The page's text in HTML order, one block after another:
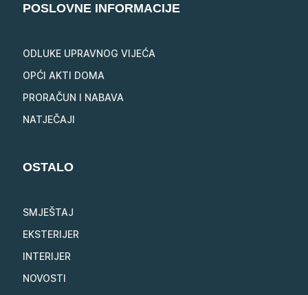
POSLOVNE INFORMACIJE
ODLUKE UPRAVNOG VIJEĆA
OPĆI AKTI DOMA
PRORAČUN I NABAVA
NATJEČAJI
OSTALO
SMJEŠTAJ
EKSTERIJER
INTERIJER
NOVOSTI